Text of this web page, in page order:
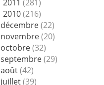
2011 (281)
2010(216)
décembre(22)
novembre(20)
octobre(32)
septembre(29)
août(42)
juillet(39)